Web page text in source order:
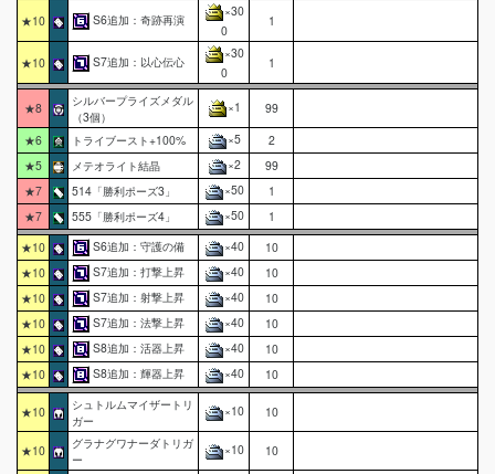
★10 S6追加：奇跡再演
×30
0
1
★10 S7追加：以心伝心
×30
0
1
★8
シルバープライズメダル
（3個）
×1
99
★6
トライブースト+100% ×5
2
★5
メテオライト結晶 ×2
99
★7
514「勝利ポーズ3」 ×50
1
★7
555「勝利ポーズ4」 ×50
1
★10
S6追加：守護の備 ×40
10
★10
S7追加：打撃上昇 ×40
10
★10
S7追加：射撃上昇 ×40
10
★10
S7追加：法撃上昇 ×40
10
★10
S8追加：活器上昇 ×40
10
★10
S8追加：輝器上昇 ×40 10
★10
シュトルムマイザートリ
ガー
×10 10
★10
グラナグワナーダトリガ
ー
×10
10